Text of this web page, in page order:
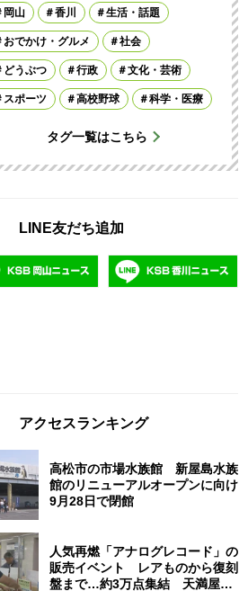
岡山 香川 生活・話題
おでかけ・グルメ 社会
どうぶつ 行政 文化・芸術
スポーツ 高校野球 科学・医療
タグ一覧はこちら
LINE友だち追加
アクセスランキング
高松市の市場水族館 新屋島水族
館のリニューアルオープンに向け
9月28日で閉館
人気再燃「アナログレコード」の
販売イベント レアものから復刻
盤まで…約3万点集結 天満屋岡